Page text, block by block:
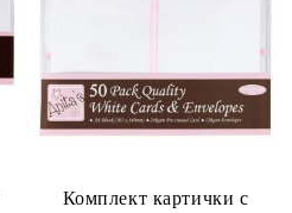
Комплект картички с